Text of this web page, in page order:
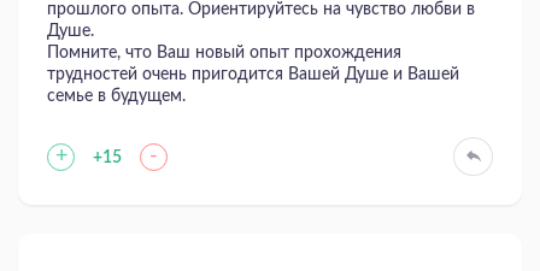
прошлого опыта. Ориентируйтесь на чувство любви в
Душе.
Помните, что Ваш новый опыт прохождения
трудностей очень пригодится Вашей Душе и Вашей
семье в будущем.
+ +15 -